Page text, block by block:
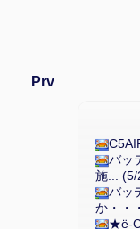
バッ
施... (5/
バッ
か・・
★ë-
Prv